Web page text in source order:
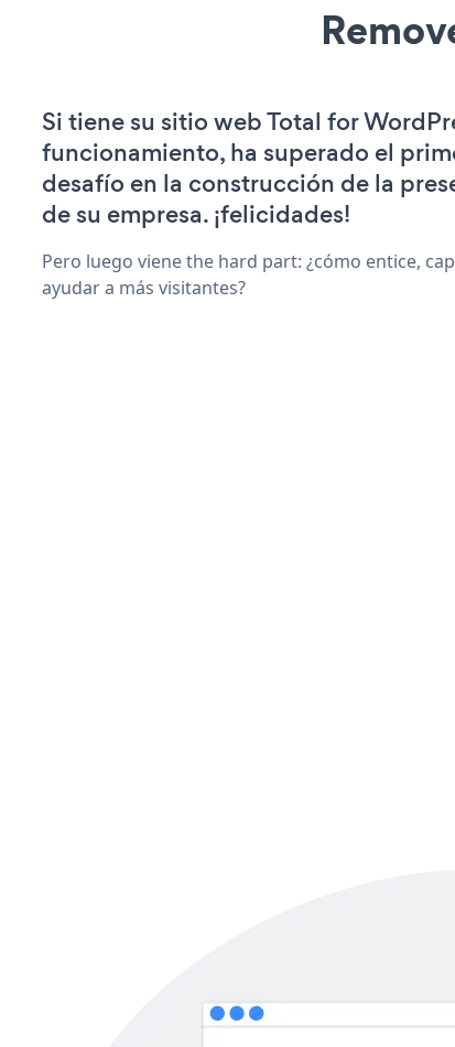
Si tiene su sitio web Total for
funcionamiento, ha superado el
desafío en la construcción de la
de su empresa. ¡felicidades!
Pero luego viene the hard part: ¿cómo entice,
ayudar a más visitantes?